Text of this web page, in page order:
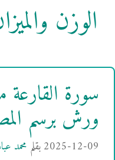
الوزن
سورة القارعة
ورش برسم
2025-12-09بقلم محمد